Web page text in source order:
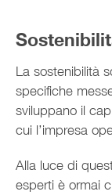
La sostenibilità
specifiche
sviluppano il
cui l’impresa
Alla luce di
esperti è ormai